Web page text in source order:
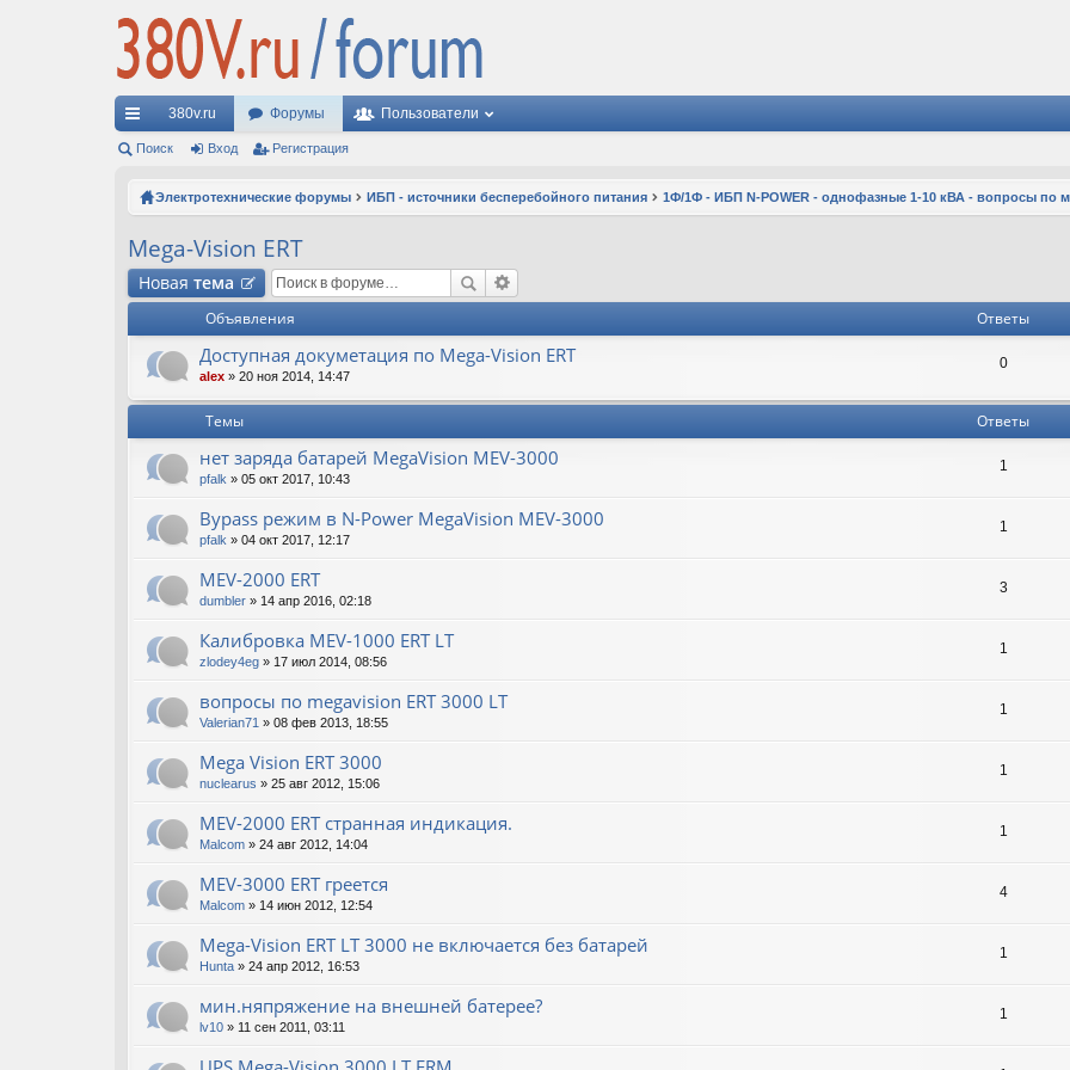
с
и
380v.ru Форумы Пользователи
Поиск Вход Регистрация
Электротехнические форумы ИБП - источники бесперебойного питания 1Ф/1Ф - ИБП N-POWER - однофазные 1-10 кВА - вопросы по
Mega-Vision ERT
Новая тема
Объявления Ответы
Доступная докуметация по Mega-Vision ERT
alex » 20 ноя 2014, 14:47
0
Темы Ответы
нет заряда батарей MegaVision MEV-3000
pfalk » 05 окт 2017, 10:43
1
Bypass режим в N-Power MegaVision MEV-3000
pfalk » 04 окт 2017, 12:17
1
MEV-2000 ERT
dumbler » 14 апр 2016, 02:18
3
Калибровка MEV-1000 ERT LT
zlodey4eg » 17 июл 2014, 08:56
1
вопросы по megavision ERT 3000 LT
Valerian71 » 08 фев 2013, 18:55
1
Mega Vision ERT 3000
nuclearus » 25 авг 2012, 15:06
1
MEV-2000 ERT странная индикация.
Malcom » 24 авг 2012, 14:04
1
MEV-3000 ERT греется
Malcom » 14 июн 2012, 12:54
4
Mega-Vision ERT LT 3000 не включается без батарей
Hunta » 24 апр 2012, 16:53
1
мин.няпряжение на внешней батерее?
lv10 » 11 сен 2011, 03:11
1